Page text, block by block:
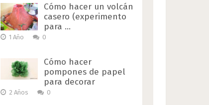
Cómo hacer un volcán
casero (experimento
para …
1 Año 0
Cómo hacer
pompones de papel
para decorar
2 Años 0